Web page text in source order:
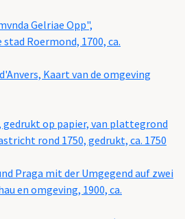
Gelriae Opp",
Roermond, 1700, ca.
Kaart van de omgeving
gedrukt op papier, van plattegrond
rond 1750, gedrukt, ca. 1750
Praga mit der Umgegend auf zwei
en omgeving, 1900, ca.